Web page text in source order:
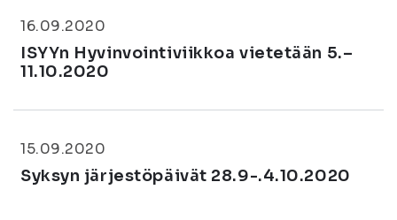
16.09.2020
ISYYn Hyvinvointiviikkoa vietetään 5.–
11.10.2020
15.09.2020
Syksyn järjestöpäivät 28.9-.4.10.2020